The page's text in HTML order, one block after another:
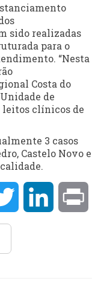
sido realizadas
para o
“Nesta
Costa do
Unidade de
leitos clínicos de
3 casos
Castelo Novo e
Twitter LinkedIn